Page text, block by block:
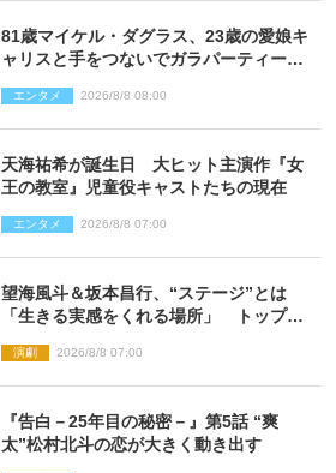
81歳マイケル・ダグラス、23歳の愛娘キ
ャリスと手をつないでガラパーティーに
エンタメ 2026/8/8 08:00
天海祐希が誕生日 大ヒット主演作『女
王の教室』児童役キャストたちの現在
エンタメ 2026/8/8 07:00
望海風斗＆坂本昌行、“ステージ”とは
「生きる実感をくれる場所」 トップを
演劇 2026/8/8 07:00
『告白－25年目の秘密－』第5話 “爽
太”松村北斗の恋が大きく動き出す